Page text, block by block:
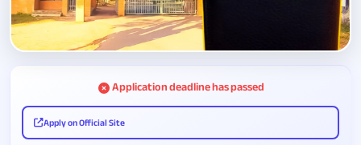
Application deadline has passed
Apply on Official Site